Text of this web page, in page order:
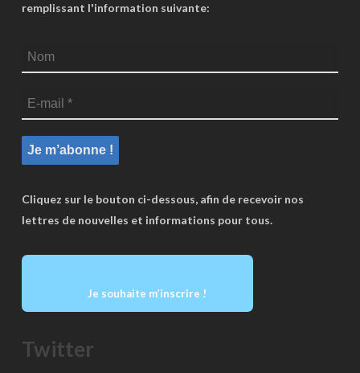
remplissant l'information suivante:
Cliquez sur le bouton ci-dessous, afin de recevoir nos
lettres de nouvelles et informations pour tous.
Je souhaite m’inscrire !
Twitter